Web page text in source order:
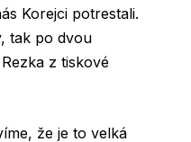
Korejci potrestali.
tak po dvou
z tiskové
že je to velká